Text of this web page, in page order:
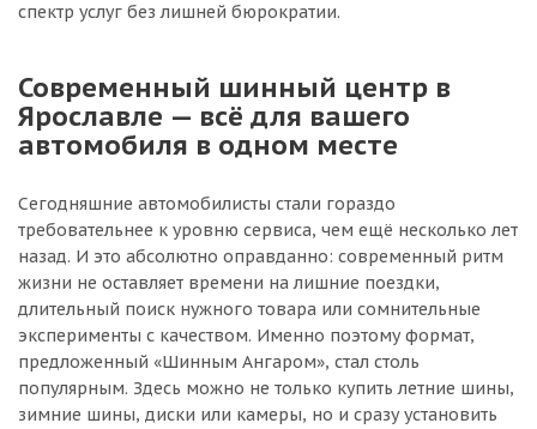
спектр услуг без лишней бюрократии.
Современный шинный центр в
Ярославле — всё для вашего
автомобиля в одном месте
Сегодняшние автомобилисты стали гораздо
требовательнее к уровню сервиса, чем ещё несколько лет
назад. И это абсолютно оправданно: современный ритм
жизни не оставляет времени на лишние поездки,
длительный поиск нужного товара или сомнительные
эксперименты с качеством. Именно поэтому формат,
предложенный «Шинным Ангаром», стал столь
популярным. Здесь можно не только купить летние шины,
зимние шины, диски или камеры, но и сразу установить